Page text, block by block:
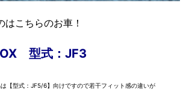
こちらのお車！
型式：JF3
【型式：JF5/6】向けですので若干フィット感の違いが